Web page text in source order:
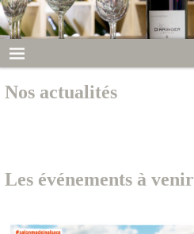
Nos actualités
Les événements à venir